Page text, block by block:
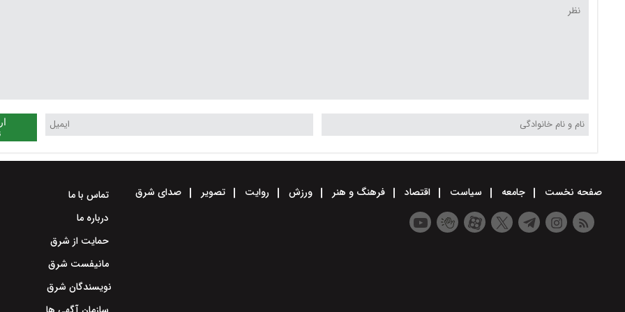
صفحه نخست جامعه سیاست اقتصاد فرهنگ و هنر ورزش روایت تصویر صدای شرق
تماس با ما
درباره ما
حمایت از شرق
مانیفست شرق
نویسندگان شرق